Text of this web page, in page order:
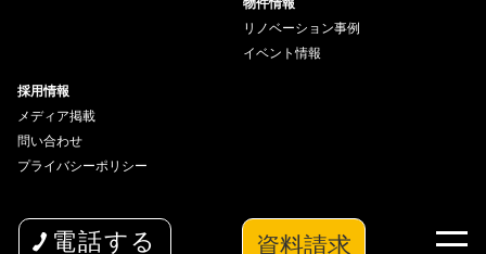
電話する 資料請求
リノベーション事例
イベント情報
採用情報
メディア掲載
問い合わせ
プライバシーポリシー